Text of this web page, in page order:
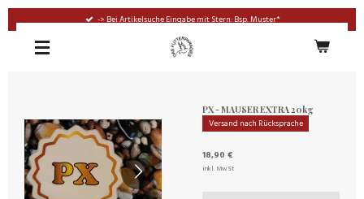
springen
-> Bei Artikelsuche Eingabe mit Stern: Bsp. Muster*
PX - MAUSER EXTRA 20kg
Versand nach Rücksprache
18,90 €
inkl. MwSt